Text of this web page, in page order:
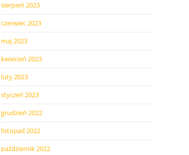
sierpień 2023
czerwiec 2023
maj 2023
kwiecień 2023
luty 2023
styczeń 2023
grudzień 2022
listopad 2022
październik 2022